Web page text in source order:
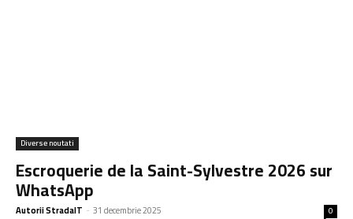
Diverse noutati
Escroquerie de la Saint-Sylvestre 2026 sur
WhatsApp
Autorii StradaIT - 31 decembrie 2025 0